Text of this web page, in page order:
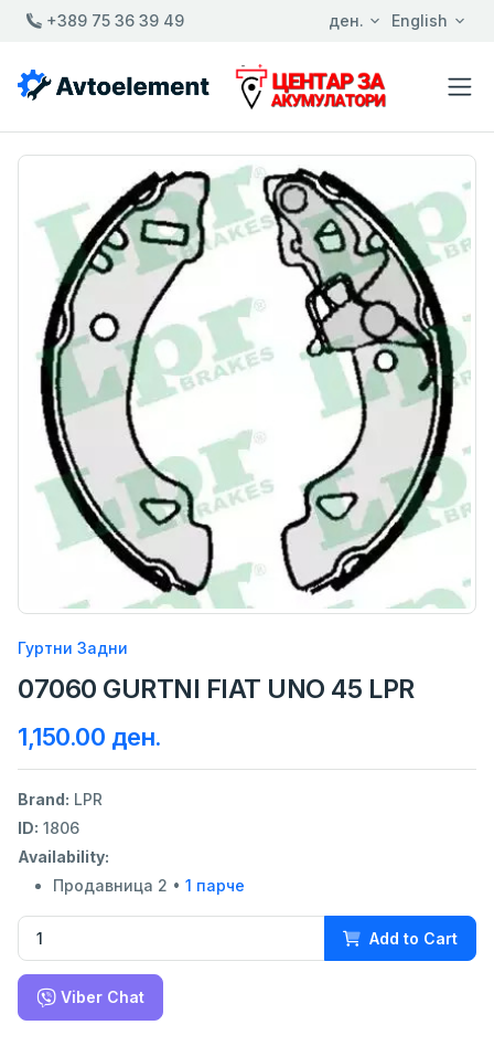
+389 75 36 39 49 ден. English
Гуртни Задни
07060 GURTNI FIAT UNO 45 LPR
1,150.00 ден.
Brand: LPR
ID: 1806
Availability:
Продавница 2 • 1 парче
Add to Cart
Viber Chat